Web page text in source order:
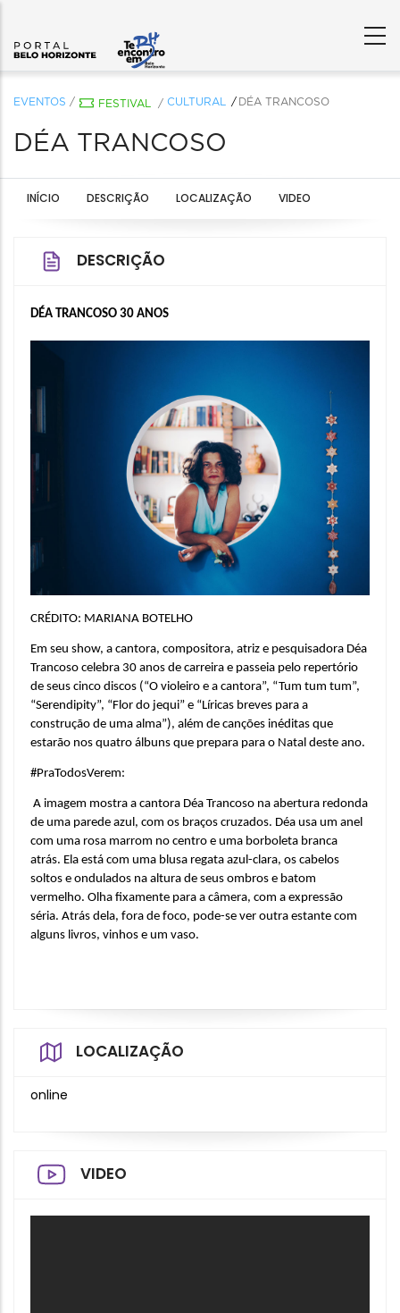
EVENTOS / FESTIVAL / CULTURAL DÉA TRANCOSO
DÉA TRANCOSO
INÍCIO DESCRIÇÃO LOCALIZAÇÃO VIDEO
DESCRIÇÃO
DÉA TRANCOSO 30 ANOS
CRÉDITO: MARIANA BOTELHO
Em seu show, a cantora, compositora, atriz e pesquisadora Déa
Trancoso celebra 30 anos de carreira e passeia pelo repertório
de seus cinco discos (“O violeiro e a cantora”, “Tum tum tum”,
“Serendipity”, “Flor do jequi” e “Líricas breves para a
construção de uma alma”), além de canções inéditas que
estarão nos quatro álbuns que prepara para o Natal deste ano.
#PraTodosVerem:
A imagem mostra a cantora Déa Trancoso na abertura redonda
de uma parede azul, com os braços cruzados. Déa usa um anel
com uma rosa marrom no centro e uma borboleta branca
atrás. Ela está com uma blusa regata azul-clara, os cabelos
soltos e ondulados na altura de seus ombros e batom
vermelho. Olha fixamente para a câmera, com a expressão
séria. Atrás dela, fora de foco, pode-se ver outra estante com
alguns livros, vinhos e um vaso.
LOCALIZAÇÃO
online
VIDEO